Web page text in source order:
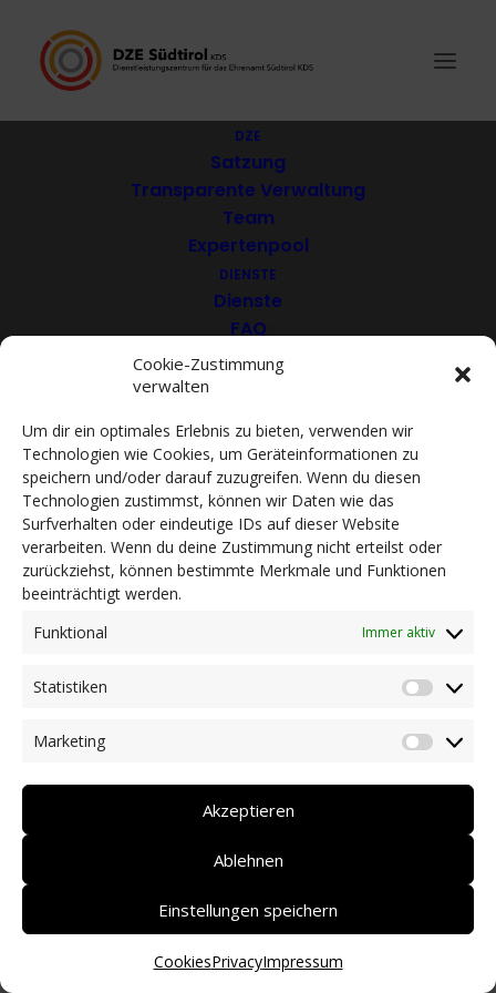
Cookie-Zustimmung
verwalten
Um dir ein optimales Erlebnis zu bieten, verwenden wir
Technologien wie Cookies, um Geräteinformationen zu
speichern und/oder darauf zuzugreifen. Wenn du diesen
Technologien zustimmst, können wir Daten wie das
Surfverhalten oder eindeutige IDs auf dieser Website
verarbeiten. Wenn du deine Zustimmung nicht erteilst oder
zurückziehst, können bestimmte Merkmale und Funktionen
beeinträchtigt werden.
Funktional
Immer aktiv
Statistiken
Marketing
Akzeptieren
Ablehnen
Einstellungen speichern
CookiesPrivacyImpressum
DZE
Satzung
Transparente Verwaltung
Team
Expertenpool
DIENSTE
Dienste
FAQ
Download
Mitglied werden
ACADEMY
VIDEOTHEK
NEWS
Dringlichkeitsmaßnahmen und aktuelle Informationen
Coronakrise: Hilfsangebote unserer Mitglieder
Initiativen unserer Mitglieder/Partner
DEUTSCH
Südtiroler Ärzte für die